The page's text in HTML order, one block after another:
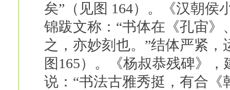
矣”（见图 164）。《汉朝侯
锦跋文称：“书体在《孔宙
之，亦妙刻也。”结体严紧
图165）。《杨叔恭残碑》
说：“书法古雅秀挺，有合